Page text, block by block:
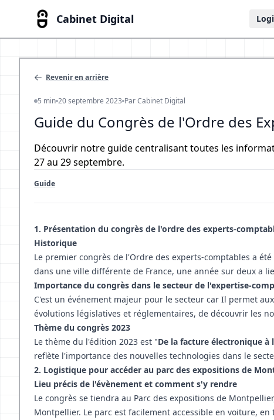
Cabinet Digital
Revenir en arrière
5 min 20 septembre 2023 Par Cabinet Digital
Guide du Congrès de l'Ordre des
Découvrir notre guide centralisant toutes les
27 au 29 septembre.
Guide
1. Présentation du congrès de l'ordre des experts-
Historique
Le premier congrès de l'Ordre des experts-comptables a
dans une ville différente de France, une année sur deux a
Importance du congrès dans le secteur de l'expertise-
C'est un événement majeur pour le secteur car Il permet
évolutions législatives et réglementaires, de découvrir les
Thème du congrès 2023
Le thème du l'édition 2023 est "De la facture électronique
reflète l'importance des nouvelles technologies dans le
2. Logistique pour accéder au parc des expositions de
Lieu précis de l'évènement et comment s'y rendre
Le congrès se tiendra au Parc des expositions de
Montpellier. Le parc est facilement accessible en voiture, en